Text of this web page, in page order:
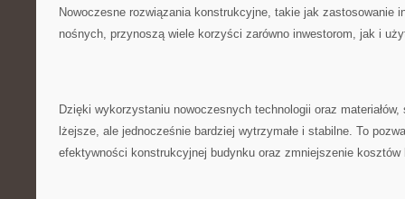
Nowoczesne rozwiązania konstrukcyjne,⁣ takie jak zastosowanie⁢
nośnych, przynoszą wiele korzyści zarówno inwestorom, jak ​i
Dzięki wykorzystaniu nowoczesnych technologii oraz‌
lżejsze, ale jednocześnie bardziej wytrzymałe ‍i stabilne. ⁣To
efektywności​ konstrukcyjnej budynku oraz zmniejszenie kosztów